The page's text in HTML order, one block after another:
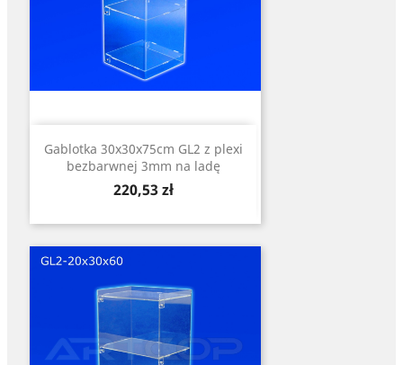
Gablotka 30x30x75cm GL2 z plexi
bezbarwnej 3mm na ladę
Cena
220,53 zł